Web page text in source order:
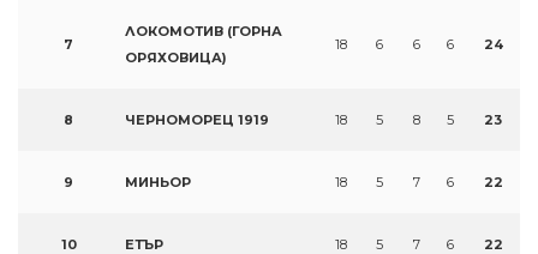
7
ЛОКОМОТИВ (ГОРНА
ОРЯХОВИЦА)
18 6 6 6 24
8 ЧЕРНОМОРЕЦ 1919 18 5 8 5 23
9 МИНЬОР 18 5 7 6 22
10 ЕТЪР 18 5 7 6 22